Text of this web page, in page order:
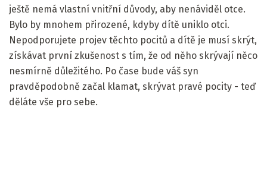
ještě nemá vlastní vnitřní důvody, aby nenáviděl otce.
Bylo by mnohem přirozené, kdyby dítě uniklo otci.
Nepodporujete projev těchto pocitů a dítě je musí skrýt,
získávat první zkušenost s tím, že od něho skrývají něco
nesmírně důležitého. Po čase bude váš syn
pravděpodobně začal klamat, skrývat pravé pocity - teď
děláte vše pro sebe.